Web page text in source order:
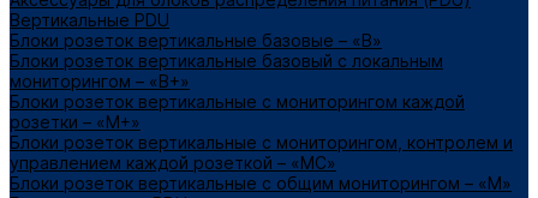
Вертикальные PDU
Блоки розеток вертикальные базовые – «В»
Блоки розеток вертикальные базовый с локальным
мониторингом – «В+»
Блоки розеток вертикальные с мониторингом каждой
розетки – «М+»
Блоки розеток вертикальные с мониторингом, контролем и
управлением каждой розеткой – «МС»
Блоки розеток вертикальные с общим мониторингом – «М»